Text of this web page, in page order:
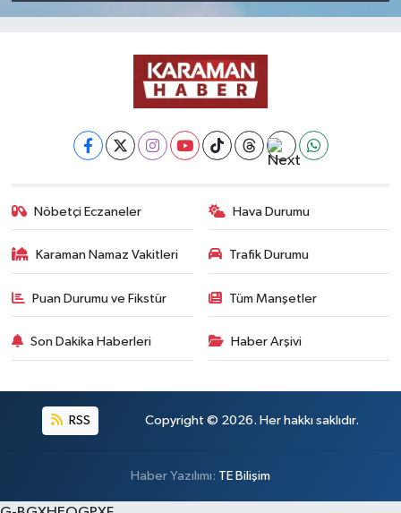
Nöbetçi Eczaneler Hava Durumu
Karaman Namaz Vakitleri Trafik Durumu
Puan Durumu ve Fikstür Tüm Manşetler
Son Dakika Haberleri Haber Arşivi
RSS Copyright © 2026. Her hakkı saklıdır.
Haber Yazılımı: TE Bilişim